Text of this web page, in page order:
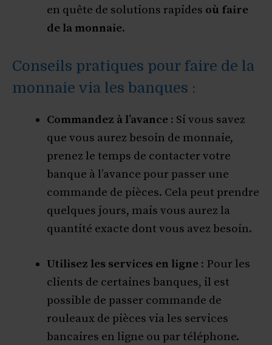
en quête de solutions rapides où faire
de la monnaie.
Conseils pratiques pour faire de la
monnaie via les banques :
Commandez à l’avance : Si vous savez
que vous aurez besoin de monnaie,
prenez le temps de contacter votre
banque à l’avance pour passer une
commande de pièces. Cela peut prendre
quelques jours, mais vous aurez la
quantité exacte dont vous avez besoin.
Utilisez les services en ligne : Pour les
clients de certaines banques, il est
possible de passer commande de
rouleaux de pièces via les services
bancaires en ligne ou par téléphone.